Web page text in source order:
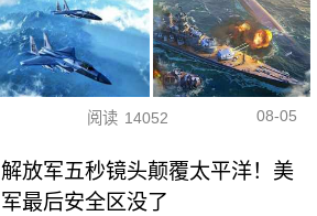
阅读 14052 08-05
解放军五秒镜头颠覆太平洋！美
军最后安全区没了